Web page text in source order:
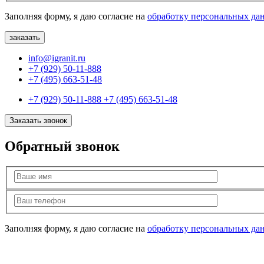
Заполняя форму, я даю согласие на обработку персональных
info@igranit.ru
+7 (929) 50-11-888
+7 (495) 663-51-48
+7 (929) 50-11-888 +7 (495) 663-51-48
Заказать звонок
Обратный звонок
Заполняя форму, я даю согласие на обработку персональных